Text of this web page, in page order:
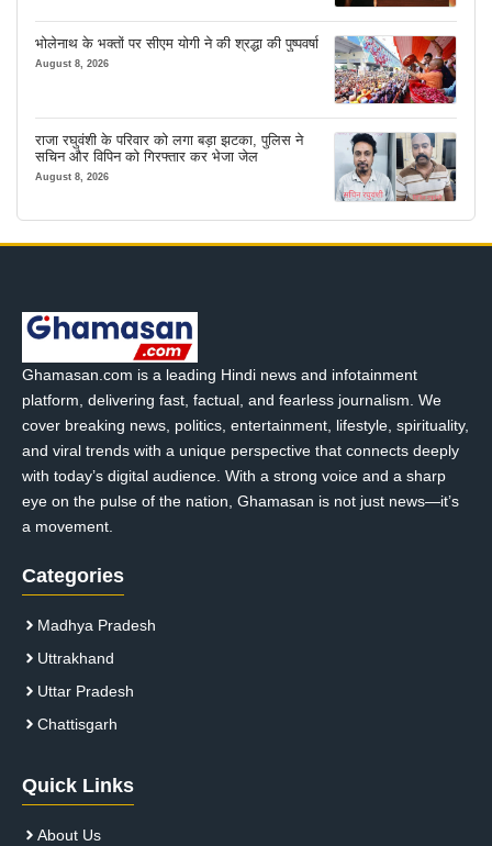
भोलेनाथ के भक्तों पर सीएम योगी ने की श्रद्धा की पुष्पवर्षा
August 8, 2026
राजा रघुवंशी के परिवार को लगा बड़ा झटका, पुलिस ने
सचिन और विपिन को गिरफ्तार कर भेजा जेल
August 8, 2026
Ghamasan.com is a leading Hindi news and infotainment
platform, delivering fast, factual, and fearless journalism. We
cover breaking news, politics, entertainment, lifestyle, spirituality,
and viral trends with a unique perspective that connects deeply
with today’s digital audience. With a strong voice and a sharp
eye on the pulse of the nation, Ghamasan is not just news—it’s
a movement.
Categories
Madhya Pradesh
Uttrakhand
Uttar Pradesh
Chattisgarh
Quick Links
About Us